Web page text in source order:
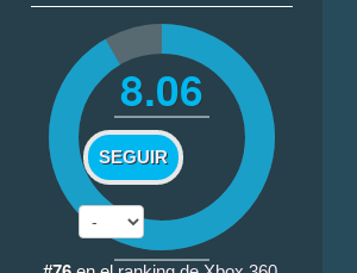
8.06
SEGUIR